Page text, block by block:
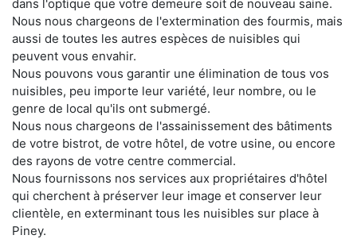
dans l'optique que votre demeure soit de nouveau saine.
Nous nous chargeons de l'extermination des fourmis, mais
aussi de toutes les autres espèces de nuisibles qui
peuvent vous envahir.
Nous pouvons vous garantir une élimination de tous vos
nuisibles, peu importe leur variété, leur nombre, ou le
genre de local qu'ils ont submergé.
Nous nous chargeons de l'assainissement des bâtiments
de votre bistrot, de votre hôtel, de votre usine, ou encore
des rayons de votre centre commercial.
Nous fournissons nos services aux propriétaires d'hôtel
qui cherchent à préserver leur image et conserver leur
clientèle, en exterminant tous les nuisibles sur place à
Piney.